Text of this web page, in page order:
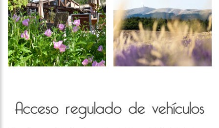
Acceso regulado de vehículos